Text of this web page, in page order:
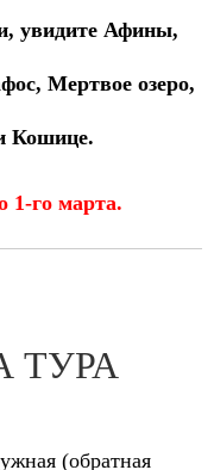
увидите Афины,
Мертвое озеро,
Кошице.
1-го марта.
ТУРА
(обратная